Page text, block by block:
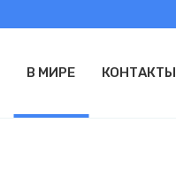
В МИРЕ КОНТАКТЫ